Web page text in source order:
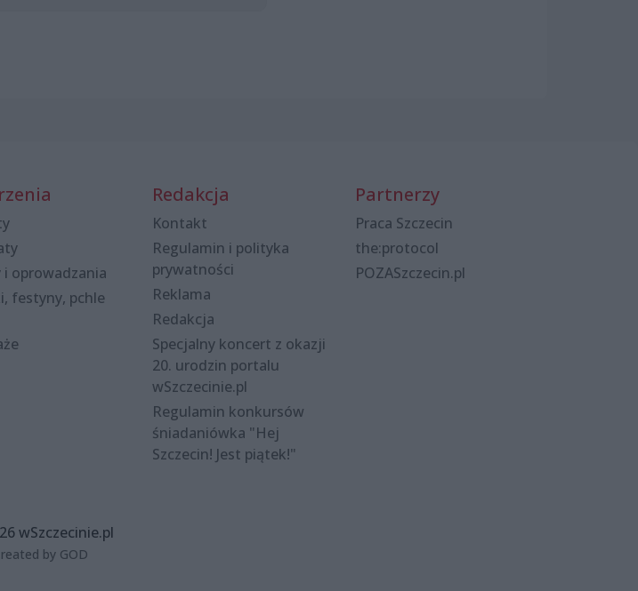
i oprowadzania
festyny, pchle
Redakcja
Kontakt
Regulamin i polityka
prywatności
Reklama
Redakcja
Specjalny koncert z okazji
20. urodzin portalu
wSzczecinie.pl
Regulamin konkursów
śniadaniówka "Hej
Szczecin! Jest piątek!"
Partnerzy
Praca Szczecin
the:protocol
POZASzczecin.pl
wSzczecinie.pl
by GOD